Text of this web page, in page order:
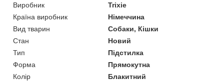
Виробник
Trixie
Країна виробник
Німеччина
Вид тварин
Собаки, Кішки
Стан
Новий
Тип
Підстилка
Форма
Прямокутна
Колір
Блакитний